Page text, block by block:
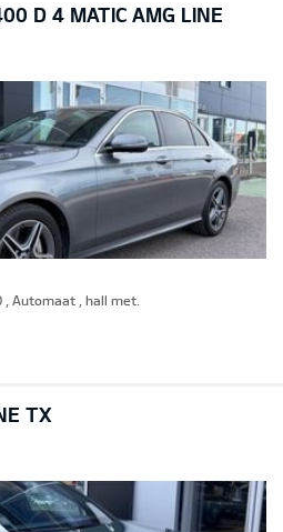
D 4 MATIC AMG LINE
, Automaat , hall met.
TX